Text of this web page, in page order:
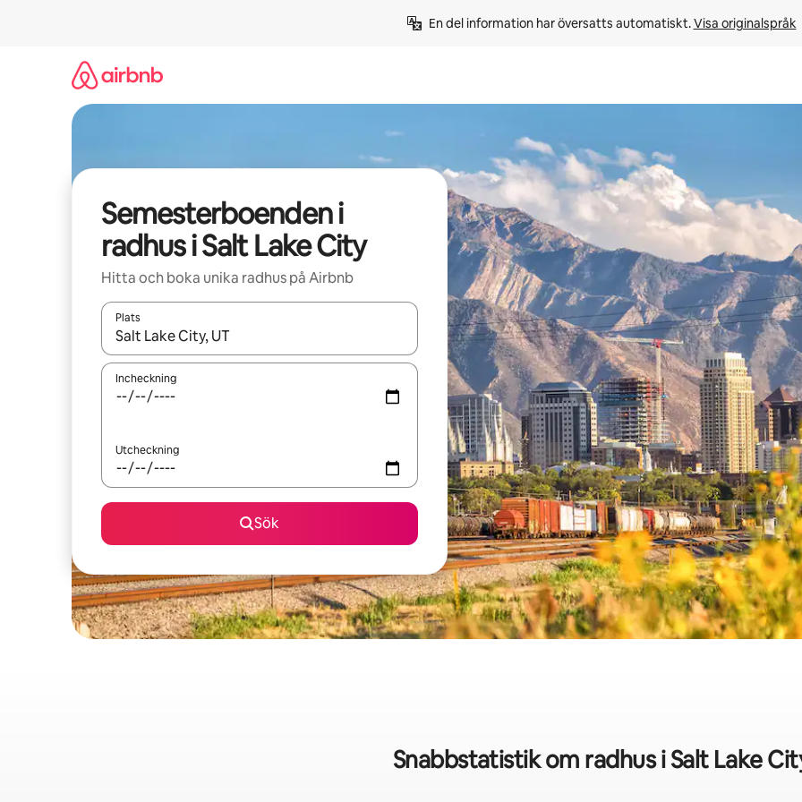
En del information har översatts automatiskt. Visa originalspråk
Semesterboenden i
radhus i Salt Lake City
Hitta och boka unika radhus på Airbnb
Plats
När resultaten är tillgängliga kan du navigera med upp- och nedåtpilarna eller utforska genom att trycka eller svepa.
Incheckning
Utcheckning
Sök
Snabbstatistik om radhus i Salt Lake